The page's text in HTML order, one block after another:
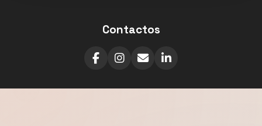
Contactos